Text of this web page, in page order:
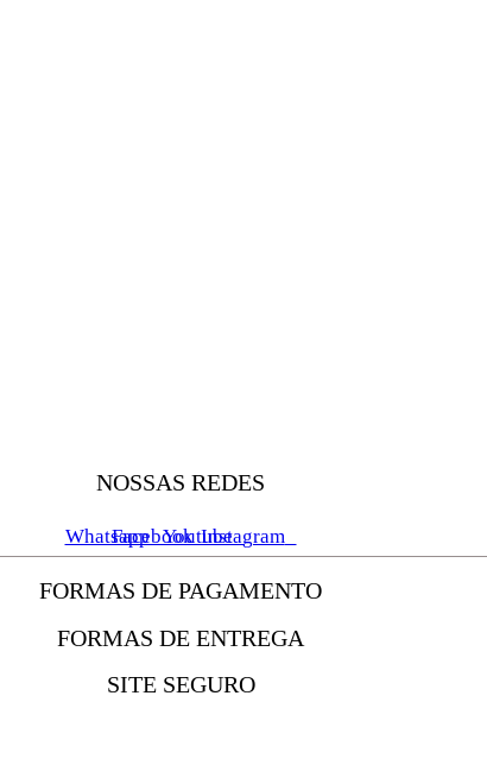
NOSSAS REDES
WhatsappFacebookYoutubeInstagram
FORMAS DE PAGAMENTO
FORMAS DE ENTREGA
SITE SEGURO